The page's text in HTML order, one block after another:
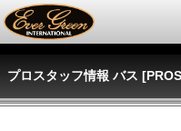
プロスタッフ情報 バス